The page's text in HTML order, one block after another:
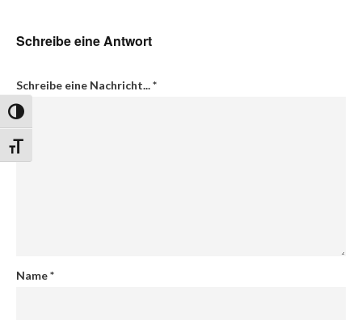
Umschalten auf hohe Kontraste
Schrift vergrößern
Schreibe eine Antwort
Schreibe eine Nachricht...*
Name*